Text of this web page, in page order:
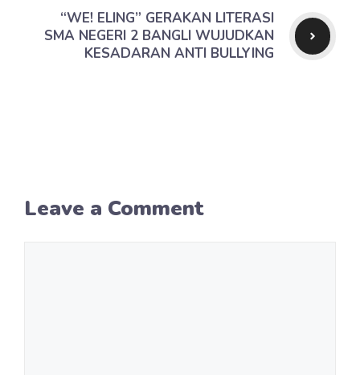
“WE! ELING” GERAKAN LITERASI
SMA NEGERI 2 BANGLI WUJUDKAN
KESADARAN ANTI BULLYING
Leave a Comment